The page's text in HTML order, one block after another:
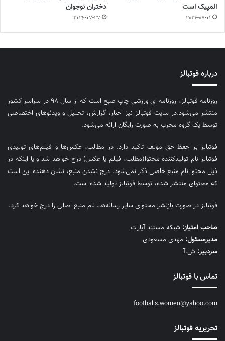
المپیک است
2026-08-01
دختران نوجوان
2026-07-27
درباره فوتبالز
روزنامه فوتبالز، روزنامه ای ورزشی چاپ صبح است که از سال ۹۸ در سراسر کشور
منتشر می‌شود.در سایت فوتبالز نیز اخبار، گزارش، تحلیل و ویدئوهای اختصاصی
توسط یک گروه مجرب به صورت رایگان ارائه می‌شود.
فوتبالز بر حفظ حق مولف تاکید دارد. در مطالب، عکس‌ها و فیلم‌های تولیدی
فوتبالز نام تولیدکننده محتوا(مطلب، فیلم یا عکس) درج خواهد شد و یا اینکه در
ذیل محتوا نام منبع خاصی ذکر نمی‌‎شود. درج نشدن منبع، نشان دهنده این است
که محتوای منتشر شده، توسط فوتبالز تولید شده است.
فوتبالز در صورت بازنشر محتوای سایر رسانه‌ها، نام منبع اصلی را درج خواهد کرد.
صاحب امتیاز: شبکه مستند آپارات
مديرمسئول: مهدی مسعودی
سردبیر: ش.آ
تماس با فوتبالز
footballs.women@yahoo.com
تحریریه فوتبالز